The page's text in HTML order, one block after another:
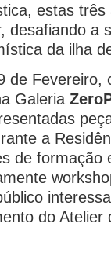
estas
desafiando a
da ilha
de Fevereiro,
Galeria
a
de formação
do Atelier